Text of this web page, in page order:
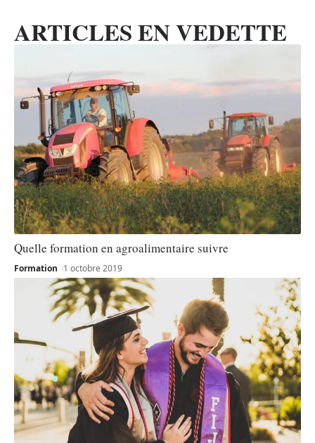
ARTICLES EN VEDETTE
Quelle formation en agroalimentaire suivre
Formation 1 octobre 2019